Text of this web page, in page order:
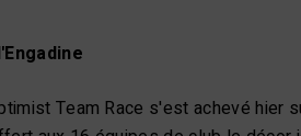
Team Race s'est achevé hier